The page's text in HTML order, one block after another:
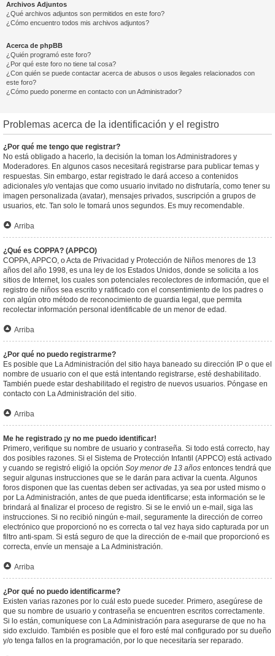
Archivos Adjuntos
¿Qué archivos adjuntos son permitidos en este foro?
¿Cómo encuentro todos mis archivos adjuntos?
Acerca de phpBB
¿Quién programó este foro?
¿Por qué este foro no tiene tal cosa?
¿Con quién se puede contactar acerca de abusos o usos ilegales relacionados con
este foro?
¿Cómo puedo ponerme en contacto con un Administrador?
Problemas acerca de la identificación y el registro
¿Por qué me tengo que registrar?
No está obligado a hacerlo, la decisión la toman los Administradores y
Moderadores. En algunos casos necesitará registrarse para publicar temas y
respuestas. Sin embargo, estar registrado le dará acceso a contenidos
adicionales y/o ventajas que como usuario invitado no disfrutaría, como tener su
imagen personalizada (avatar), mensajes privados, suscripción a grupos de
usuarios, etc. Tan solo le tomará unos segundos. Es muy recomendable.
Arriba
¿Qué es COPPA? (APPCO)
COPPA, APPCO, o Acta de Privacidad y Protección de Niños menores de 13
años del año 1998, es una ley de los Estados Unidos, donde se solicita a los
sitios de Internet, los cuales son potenciales recolectores de información, que el
registro de niños sea escrito y ratificado con el consentimiento de los padres o
con algún otro método de reconocimiento de guardia legal, que permita
recolectar información personal identificable de un menor de edad.
Arriba
¿Por qué no puedo registrarme?
Es posible que La Administración del sitio haya baneado su dirección IP o que el
nombre de usuario con el que está intentando registrarse, esté deshabilitado.
También puede estar deshabilitado el registro de nuevos usuarios. Póngase en
contacto con La Administración del sitio.
Arriba
Me he registrado ¡y no me puedo identificar!
Primero, verifique su nombre de usuario y contraseña. Si todo está correcto, hay
dos posibles razones. Si el Sistema de Protección Infantil (APPCO) está activado
y cuando se registró eligió la opción Soy menor de 13 años entonces tendrá que
seguir algunas instrucciones que se le darán para activar la cuenta. Algunos
foros disponen que las cuentas deben ser activadas, ya sea por usted mismo o
por La Administración, antes de que pueda identificarse; esta información se le
brindará al finalizar el proceso de registro. Si se le envió un e-mail, siga las
instrucciones. Si no recibió ningún e-mail, seguramente la dirección de correo
electrónico que proporcionó no es correcta o tal vez haya sido capturada por un
filtro anti-spam. Si está seguro de que la dirección de e-mail que proporcionó es
correcta, envíe un mensaje a La Administración.
Arriba
¿Por qué no puedo identificarme?
Existen varias razones por lo cuál esto puede suceder. Primero, asegúrese de
que su nombre de usuario y contraseña se encuentren escritos correctamente.
Si lo están, comuníquese con La Administración para asegurarse de que no ha
sido excluido. También es posible que el foro esté mal configurado por su dueño
y/o tenga fallos en la programación, por lo que necesitaría ser reparado.